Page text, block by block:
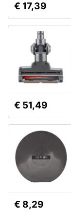
€ 17,39
€ 51,49
€ 8,29